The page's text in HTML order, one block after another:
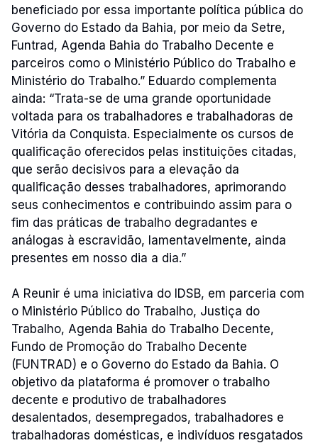
beneficiado por essa importante política pública do
Governo do Estado da Bahia, por meio da Setre,
Funtrad, Agenda Bahia do Trabalho Decente e
parceiros como o Ministério Público do Trabalho e
Ministério do Trabalho.” Eduardo complementa
ainda: “Trata-se de uma grande oportunidade
voltada para os trabalhadores e trabalhadoras de
Vitória da Conquista. Especialmente os cursos de
qualificação oferecidos pelas instituições citadas,
que serão decisivos para a elevação da
qualificação desses trabalhadores, aprimorando
seus conhecimentos e contribuindo assim para o
fim das práticas de trabalho degradantes e
análogas à escravidão, lamentavelmente, ainda
presentes em nosso dia a dia.”
A Reunir é uma iniciativa do IDSB, em parceria com
o Ministério Público do Trabalho, Justiça do
Trabalho, Agenda Bahia do Trabalho Decente,
Fundo de Promoção do Trabalho Decente
(FUNTRAD) e o Governo do Estado da Bahia. O
objetivo da plataforma é promover o trabalho
decente e produtivo de trabalhadores
desalentados, desempregados, trabalhadores e
trabalhadoras domésticas, e indivíduos resgatados